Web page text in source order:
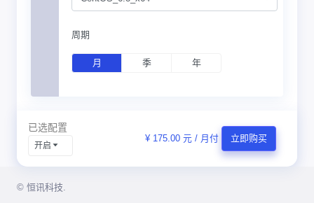
周期
月 季 年
已选配置
开启
¥ 175.00 元 / 月付 立即购买
© 恒讯科技.